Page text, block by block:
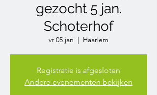
gezocht 5 jan.
Schoterhof
vr 05 jan
  |
Haarlem
Registratie is afgesloten
Andere evenementen bekijken